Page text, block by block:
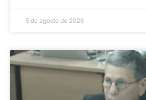
5 de agosto de 2026